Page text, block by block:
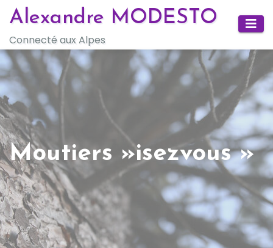
Skip
content
Alexandre MODESTO
Connecté aux Alpes
Moutiers »isezvous »